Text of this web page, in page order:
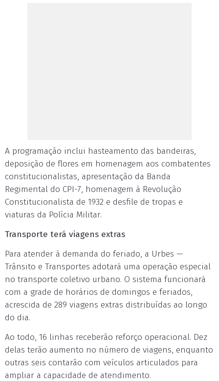
A programação inclui hasteamento das bandeiras,
deposição de flores em homenagem aos combatentes
constitucionalistas, apresentação da Banda
Regimental do CPI-7, homenagem à Revolução
Constitucionalista de 1932 e desfile de tropas e
viaturas da Polícia Militar.
Transporte terá viagens extras
Para atender à demanda do feriado, a Urbes —
Trânsito e Transportes adotará uma operação especial
no transporte coletivo urbano. O sistema funcionará
com a grade de horários de domingos e feriados,
acrescida de 289 viagens extras distribuídas ao longo
do dia.
Ao todo, 16 linhas receberão reforço operacional. Dez
delas terão aumento no número de viagens, enquanto
outras seis contarão com veículos articulados para
ampliar a capacidade de atendimento.